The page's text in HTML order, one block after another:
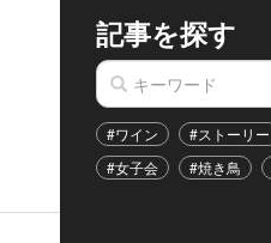
記事を探す
#ワイン #ストーリー
#女子会
#焼き鳥